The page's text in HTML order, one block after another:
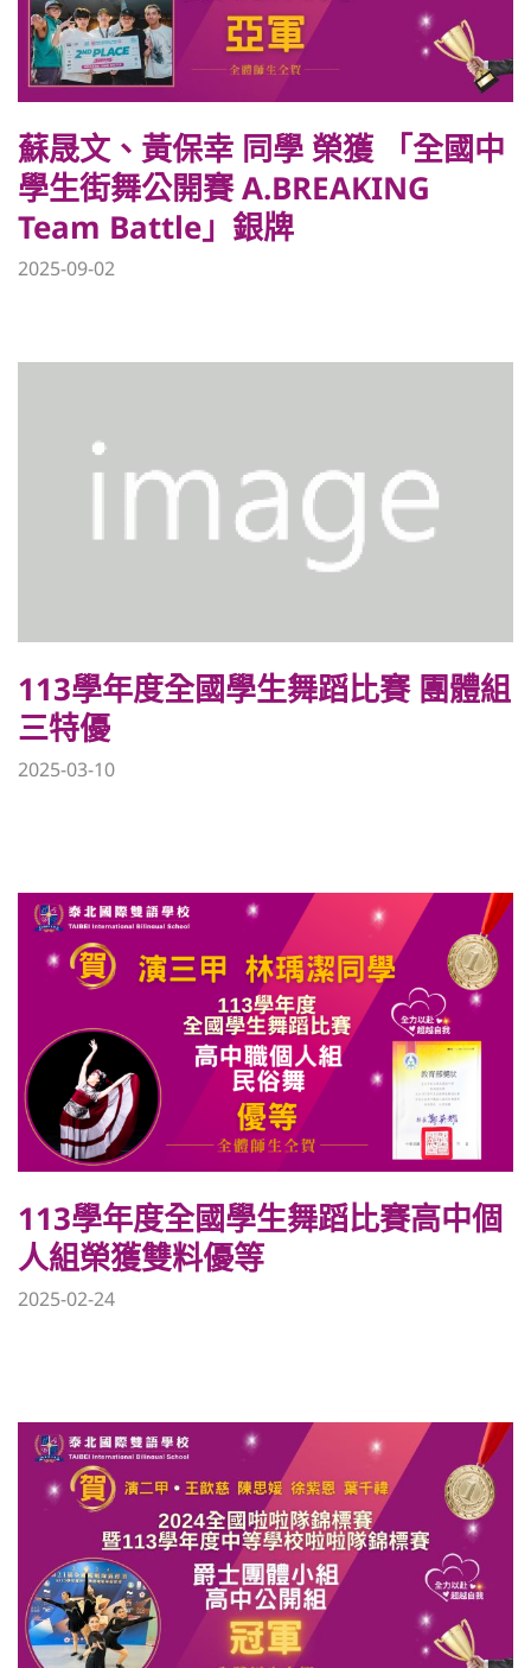
蘇晟文、黃保幸 同學 榮獲 「全國中
學生街舞公開賽 A.BREAKING
Team Battle」銀牌
2025-09-02
113學年度全國學生舞蹈比賽 團體組
三特優
2025-03-10
113學年度全國學生舞蹈比賽高中個
人組榮獲雙料優等
2025-02-24